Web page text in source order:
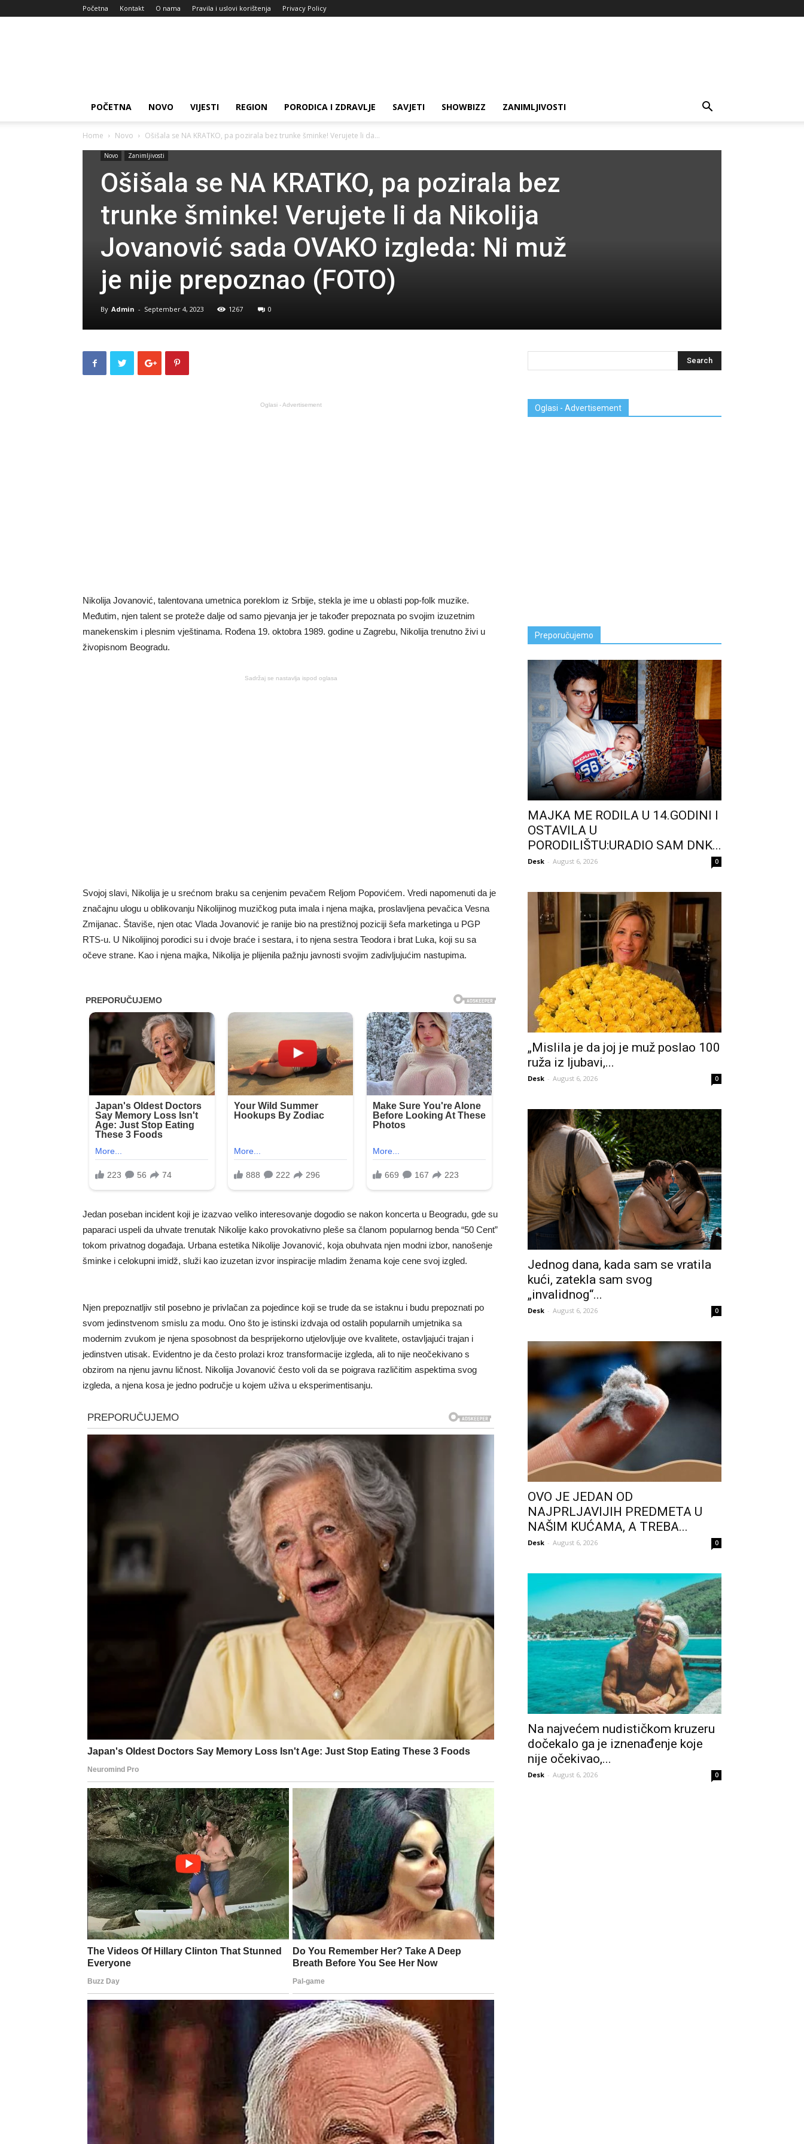
Početna Kontakt O nama Pravila i uslovi korištenja Privacy Policy
POČETNA NOVO VIJESTI REGION PORODICA I ZDRAVLJE SAVJETI SHOWBIZZ ZANIMLJIVOSTI
Home Novo Ošišala se NA KRATKO, pa pozirala bez trunke šminke! Verujete li da...
Novo Zanimljivosti
Ošišala se NA KRATKO, pa pozirala bez
trunke šminke! Verujete li da Nikolija
Jovanović sada OVAKO izgleda: Ni muž
je nije prepoznao (FOTO)
By Admin - September 4, 2023 1267 0
Oglasi - Advertisement
Nikolija Jovanović, talentovana umetnica poreklom iz Srbije, stekla je ime u oblasti pop-folk muzike.
Međutim, njen talent se proteže dalje od samo pjevanja jer je također prepoznata po svojim izuzetnim
manekenskim i plesnim vještinama. Rođena 19. oktobra 1989. godine u Zagrebu, Nikolija trenutno živi u
živopisnom Beogradu.
Sadržaj se nastavlja ispod oglasa
Svojoj slavi, Nikolija je u srećnom braku sa cenjenim pevačem Reljom Popovićem. Vredi napomenuti da je
značajnu ulogu u oblikovanju Nikolijinog muzičkog puta imala i njena majka, proslavljena pevačica Vesna
Zmijanac. Štaviše, njen otac Vlada Jovanović je ranije bio na prestižnoj poziciji šefa marketinga u PGP
RTS-u. U Nikolijinoj porodici su i dvoje braće i sestara, i to njena sestra Teodora i brat Luka, koji su sa
očeve strane. Kao i njena majka, Nikolija je plijenila pažnju javnosti svojim zadivljujućim nastupima.
Jedan poseban incident koji je izazvao veliko interesovanje dogodio se nakon koncerta u Beogradu, gde su
paparaci uspeli da uhvate trenutak Nikolije kako provokativno pleše sa članom popularnog benda “50 Cent”
tokom privatnog događaja. Urbana estetika Nikolije Jovanović, koja obuhvata njen modni izbor, nanošenje
šminke i celokupni imidž, služi kao izuzetan izvor inspiracije mladim ženama koje cene svoj izgled.
Njen prepoznatljiv stil posebno je privlačan za pojedince koji se trude da se istaknu i budu prepoznati po
svom jedinstvenom smislu za modu. Ono što je istinski izdvaja od ostalih popularnih umjetnika sa
modernim zvukom je njena sposobnost da besprijekorno utjelovljuje ove kvalitete, ostavljajući trajan i
jedinstven utisak. Evidentno je da često prolazi kroz transformacije izgleda, ali to nije neočekivano s
obzirom na njenu javnu ličnost. Nikolija Jovanović često voli da se poigrava različitim aspektima svog
izgleda, a njena kosa je jedno područje u kojem uživa u eksperimentisanju.
Oglasi - Advertisement
Preporučujemo
MAJKA ME RODILA U 14.GODINI I
OSTAVILA U
PORODILIŠTU:URADIO SAM DNK...
Desk - August 6, 2026 0
„Mislila je da joj je muž poslao 100
ruža iz ljubavi,...
Desk - August 6, 2026 0
Jednog dana, kada sam se vratila
kući, zatekla sam svog
„invalidnog“...
Desk - August 6, 2026 0
OVO JE JEDAN OD
NAJPRLJAVIJIH PREDMETA U
NAŠIM KUĆAMA, A TREBA...
Desk - August 6, 2026 0
Na najvećem nudističkom kruzeru
dočekalo ga je iznenađenje koje
nije očekivao,...
Desk - August 6, 2026 0